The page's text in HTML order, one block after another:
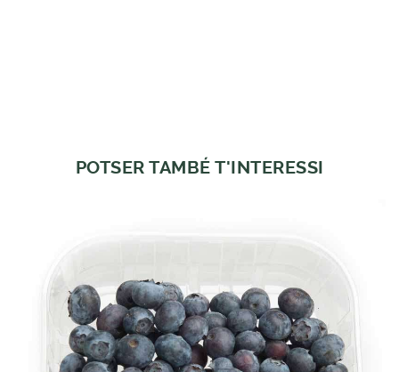
POTSER TAMBÉ T'INTERESSI